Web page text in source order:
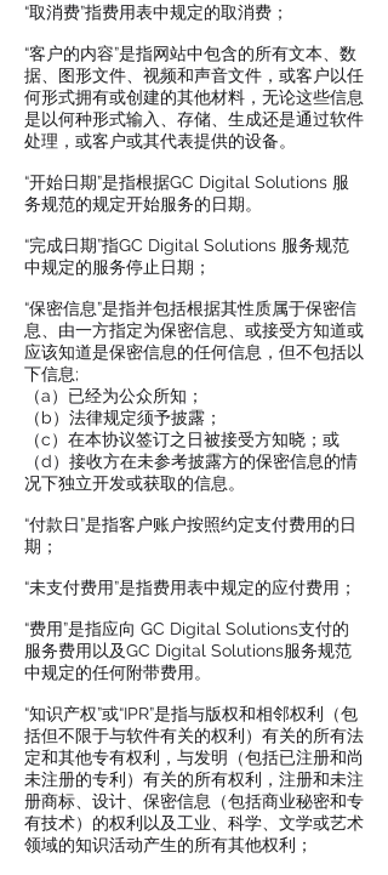
“取消费”指费用表中规定的取消费；
“客户的内容”是指网站中包含的所有文本、数
据、图形文件、视频和声音文件，或客户以任
何形式拥有或创建的其他材料，无论这些信息
是以何种形式输入、存储、生成还是通过软件
处理，或客户或其代表提供的设备。
“开始日期”是指根据GC Digital Solutions 服
务规范的规定开始服务的日期。
“完成日期”指GC Digital Solutions 服务规范
中规定的服务停止日期；
“保密信息”是指并包括根据其性质属于保密信
息、由一方指定为保密信息、或接受方知道或
应该知道是保密信息的任何信息，但不包括以
下信息;
（a）已经为公众所知；
（b）法律规定须予披露；
（c）在本协议签订之日被接受方知晓；或
（d）接收方在未参考披露方的保密信息的情
况下独立开发或获取的信息。
“付款日”是指客户账户按照约定支付费用的日
期；
“未支付费用”是指费用表中规定的应付费用；
“费用”是指应向 GC Digital Solutions支付的
服务费用以及GC Digital Solutions服务规范
中规定的任何附带费用。
“知识产权”或“IPR”是指与版权和相邻权利（包
括但不限于与软件有关的权利）有关的所有法
定和其他专有权利，与发明（包括已注册和尚
未注册的专利）有关的所有权利，注册和未注
册商标、设计、保密信息（包括商业秘密和专
有技术）的权利以及工业、科学、文学或艺术
领域的知识活动产生的所有其他权利；